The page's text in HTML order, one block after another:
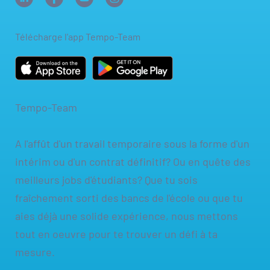
Travailler chez Tempo-Team
Créer un nouveau profil
Télécharge l'app Tempo-Team
Tempo-Team
A l'affût d'un travail temporaire sous la forme d'un
intérim ou d'un contrat définitif? Ou en quête des
meilleurs jobs d'étudiants? Que tu sois
fraîchement sorti des bancs de l'école ou que tu
aies déjà une solide expérience, nous mettons
tout en oeuvre pour te trouver un défi à ta
mesure.